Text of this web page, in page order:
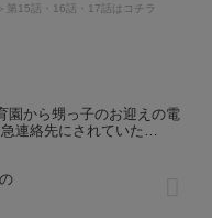
第15話・16話・17話はコチラ
園から甥っ子のお迎えの電
連絡先にされていた…